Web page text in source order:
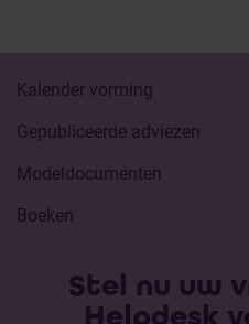
Kalender vorming
Gepubliceerde adviezen
Modeldocumenten
Boeken
Stel nu uw
Helpdesk